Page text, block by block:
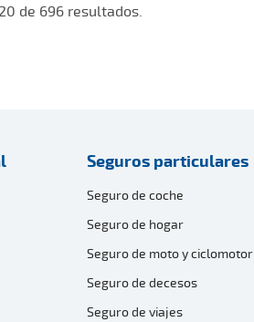
de 696 resultados.
Seguros particulares
Seguro de coche
Seguro de hogar
Seguro de moto y ciclomotor
Seguro de decesos
Seguro de viajes